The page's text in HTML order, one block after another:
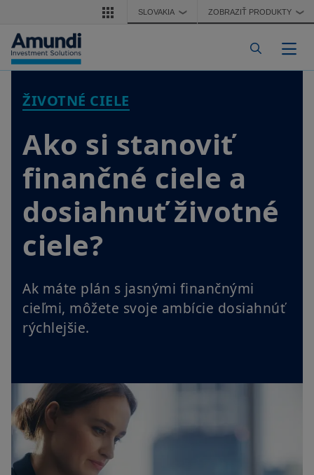
Skočiť na hlavný obsahSLOVAKIA ❯ ZOBRAZIŤ PRODUKTY ❯
ŽIVOTNÉ CIELE
Ako si stanoviť
finančné ciele a
dosiahnuť životné
ciele?
Ak máte plán s jasnými finančnými
cieľmi, môžete svoje ambície dosiahnúť
rýchlejšie.